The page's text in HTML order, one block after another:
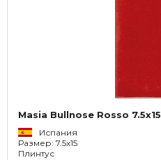
Masia Bullnose Rosso 7.5x15
Испания
Размер: 7.5x15
Плинтус